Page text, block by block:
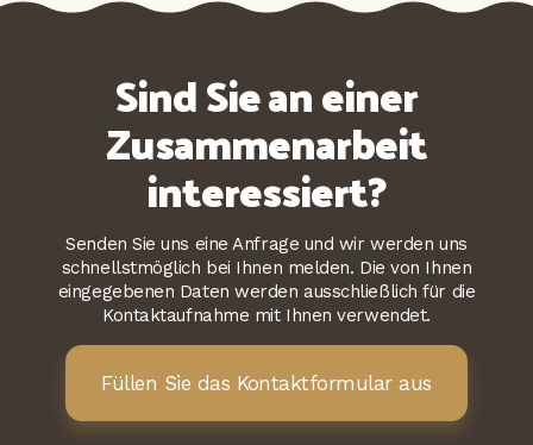
Sind Sie an einer
Zusammenarbeit
interessiert?
Senden Sie uns eine Anfrage und wir werden uns
schnellstmöglich bei Ihnen melden. Die von Ihnen
eingegebenen Daten werden ausschließlich für die
Kontaktaufnahme mit Ihnen verwendet.
Füllen Sie das Kontaktformular aus